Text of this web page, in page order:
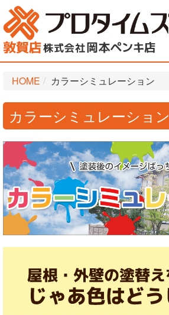
HOME カラーシミュレーション
カラーシミュレーション